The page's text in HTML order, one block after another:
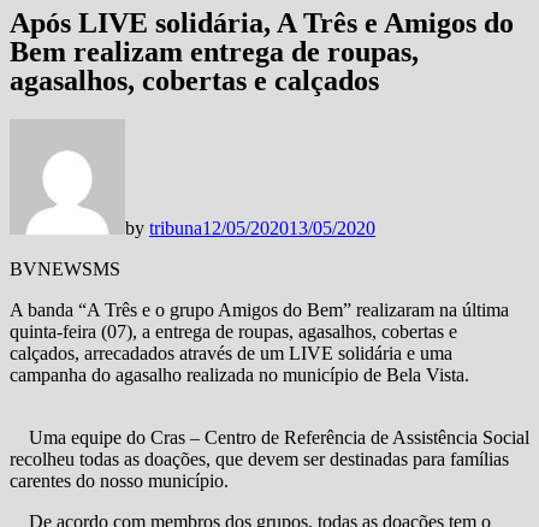
Após LIVE solidária, A Três e Amigos do
Bem realizam entrega de roupas,
agasalhos, cobertas e calçados
by tribuna12/05/202013/05/2020
BVNEWSMS
A banda “A Três e o grupo Amigos do Bem” realizaram na última
quinta-feira (07), a entrega de roupas, agasalhos, cobertas e
calçados, arrecadados através de um LIVE solidária e uma
campanha do agasalho realizada no município de Bela Vista.
Uma equipe do Cras – Centro de Referência de Assistência Social
recolheu todas as doações, que devem ser destinadas para famílias
carentes do nosso município.
De acordo com membros dos grupos, todas as doações tem o